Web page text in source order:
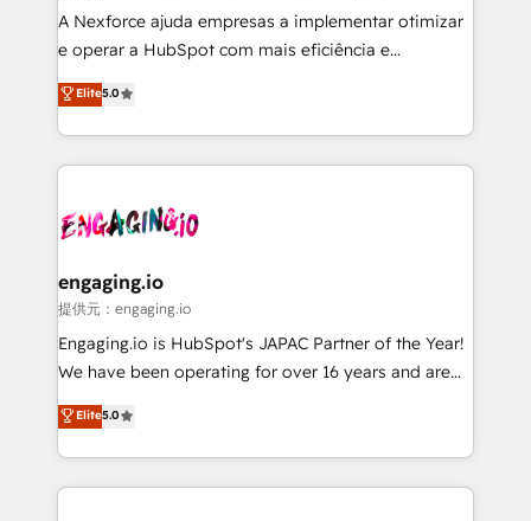
HubSpot with LinkedIn, WhatsApp, email, paid
media, and AI voice to drive pipeline. 🤖 AI Custom
prospecting, follow-ups, service triage, and
knowledge retrieval—built in HubSpot. ⚡ Fast-Track
advanced optimization & adoption 📍 São Paulo, BR
• Des Moines, IA • New York, NY
A Nexforce ajuda empresas a implementar otimizar
e operar a HubSpot com mais eficiência e
previsibilidade de receita. Combinamos Revenue
Operations (RevOps) e Inteligência Artificial para
estruturar processos integrar sistemas organizar
dados e automatizar operações. O objetivo é
operacional de receita conectando equipes
Também somos distribuidores oficiais da HubSpot
e de mais de 150 softwares globais permitindo
contratar e pagar a HubSpot em reais com nota
fiscal no Brasil e gerar economia de até 50% na
Oferecemos ainda agentes de IA especializados em
HubSpot que automatizam tarefas executam rotinas
Elite5.0
engaging.io
提供元：engaging.io
Engaging.io is HubSpot's JAPAC Partner of the Year!
We have been operating for over 16 years and are
one of HubSpot's most experienced and technically
capable Agency Partners globally. We specialise in
complex CRM migrations, implementations,
integrations, custom CMS portal development,
Elite5.0